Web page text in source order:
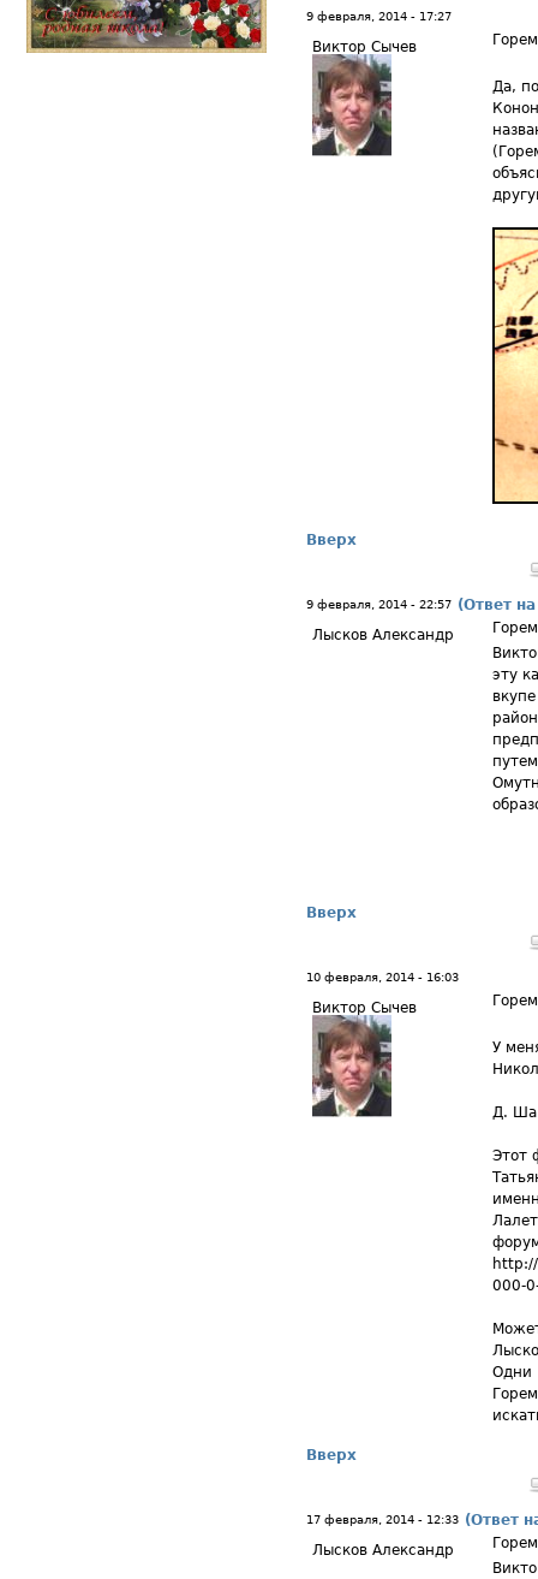
9 февраля, 2014 - 17:27
Виктор Сычев
Да,
Вверх
9 февраля, 2014 - 22:57 (Ответ
Лысков Александр
эту
Вверх
10 февраля, 2014 - 16:03
Виктор Сычев
У
Д.
Этот
000-
Одни
Вверх
17 февраля, 2014 - 12:33 (Ответ
Лысков Александр